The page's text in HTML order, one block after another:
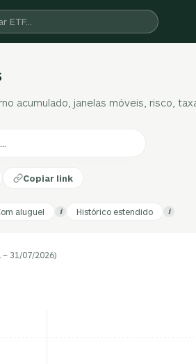
acumulado, janelas móveis, risco,
Copiar link
aluguel i Histórico estendido i
– 31/07/2026)